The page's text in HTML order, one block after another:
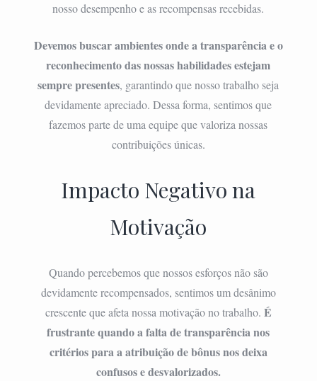
nosso desempenho e as recompensas recebidas.
Devemos buscar ambientes onde a transparência e o
reconhecimento das nossas habilidades estejam
sempre presentes, garantindo que nosso trabalho seja
devidamente apreciado. Dessa forma, sentimos que
fazemos parte de uma equipe que valoriza nossas
contribuições únicas.
Impacto Negativo na
Motivação
Quando percebemos que nossos esforços não são
devidamente recompensados, sentimos um desânimo
crescente que afeta nossa motivação no trabalho. É
frustrante quando a falta de transparência nos
critérios para a atribuição de bônus nos deixa
confusos e desvalorizados.